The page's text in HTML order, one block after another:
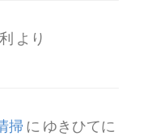
より
掃 に ゆきひてに